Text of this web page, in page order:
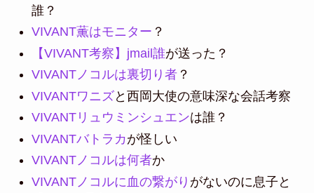
誰？
VIVANT薫はモニター ？
【VIVANT考察】jmail誰が送った？
VIVANTノコルは裏切り者？
VIVANTワニズと西岡大使の意味深な会話考察
VIVANTリュウミンシュエンは誰？
VIVANTバトラカが怪しい
VIVANTノコルは何者か
VIVANTノコルに血の繋がり がないのに息子と